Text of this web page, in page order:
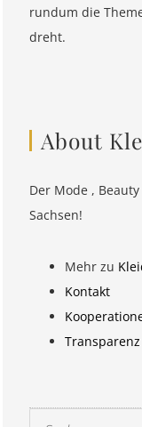
rundum die
dreht.
About
Der Mode ,
Sachsen!
Mehr zu
Kontakt
Transparenz